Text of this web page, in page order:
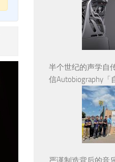
半个世纪的声学自
信Autobiography「